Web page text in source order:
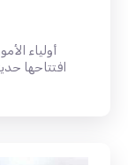
أولياء
افتتاحها